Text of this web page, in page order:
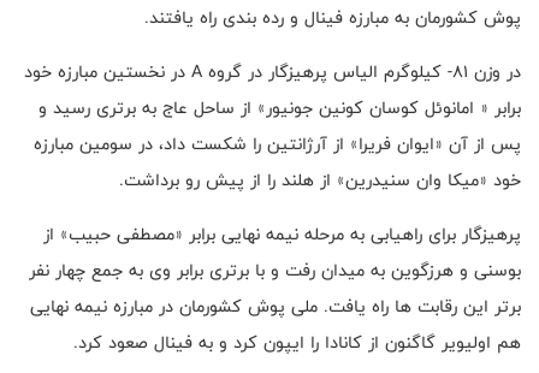
پوش کشورمان به مبارزه فینال و رده بندی راه یافتند.
در وزن ۸۱- کیلوگرم الیاس پرهیزگار در گروه A در نخستین مبارزه خود
برابر « امانوئل کوسان کونین جونیور» از ساحل عاج به برتری رسید و
پس از آن «ایوان فریرا» از آرژانتین را شکست داد، در سومین مبارزه
خود «میکا وان سنیدرین» از هلند را از پیش رو برداشت.
پرهیزگار برای راهیابی به مرحله نیمه نهایی برابر «مصطفی حبیب» از
بوسنی و هرزگوین به میدان رفت و با برتری برابر وی به جمع چهار نفر
برتر این رقابت ها راه یافت. ملی پوش کشورمان در مبارزه نیمه نهایی
هم اولیویر گاگنون از کانادا را ایپون کرد و به فینال صعود کرد.